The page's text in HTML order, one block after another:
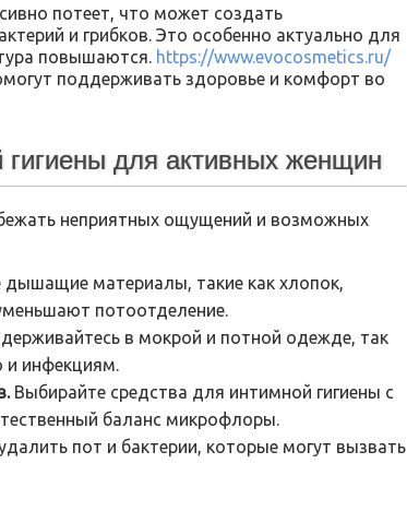
потеет, что может создать
и грибков. Это особенно актуально для
повышаются. https://www.evocosmetics.ru/
поддерживать здоровье и комфорт во
для активных женщин
неприятных ощущений и возможных
дышащие материалы, такие как хлопок,
потоотделение.
в мокрой и потной одежде, так
и инфекциям.
Выбирайте средства для интимной гигиены с
баланс микрофлоры.
пот и бактерии, которые могут вызвать